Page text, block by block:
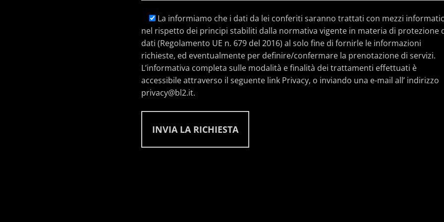
La informiamo che i dati da lei conferiti saranno trattati con mezzi
nel rispetto dei principi stabiliti dalla normativa vigente in materia di protezione
dati (Regolamento UE n. 679 del 2016) al solo fine di fornirle le informazioni
richieste, ed eventualmente per definire/confermare la prenotazione di servizi.
L’informativa completa sulle modalità e finalità dei trattamenti effettuati è
accessibile attraverso il seguente link Privacy, o inviando una e-mail all’ indirizzo
privacy@bl2.it.